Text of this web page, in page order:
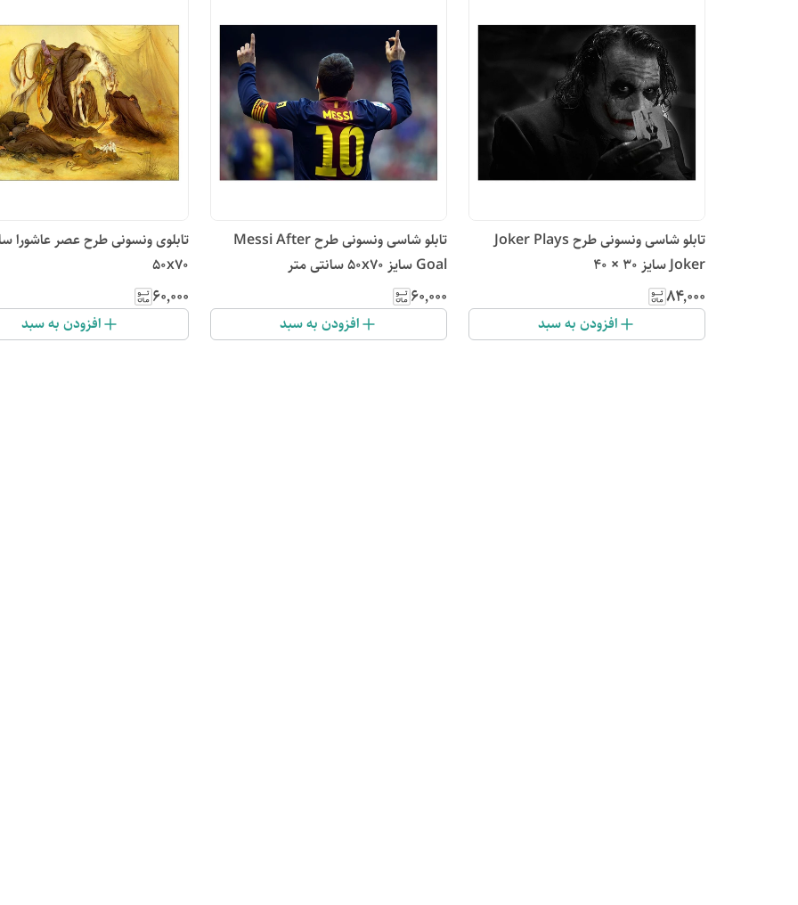
تابلو شاسی ونسونی طرح Joker Plays
Joker سایز 30 × 40
۸۴٬۰۰۰
افزودن به سبد
تابلو شاسی ونسونی طرح Messi After
Goal سایز 50x70 سانتی متر
۶۰٬۰۰۰
افزودن به سبد
تابلوی ونسونی طرح عصر عاشورا
50x70
۶۰٬۰۰۰
افزودن به سبد